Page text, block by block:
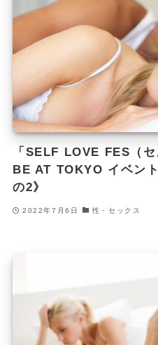
「SELF LOVE FES（
BE AT TOKYO イベン
の2》
2022年7月6日 性・セックス